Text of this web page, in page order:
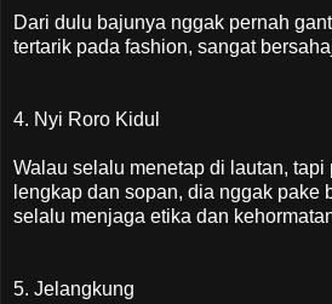
Dari dulu bajunya nggak pernah
tertarik pada fashion, sangat
4. Nyi Roro Kidul
Walau selalu menetap di lautan,
lengkap dan sopan, dia nggak pake
selalu menjaga etika dan
5. Jelangkung